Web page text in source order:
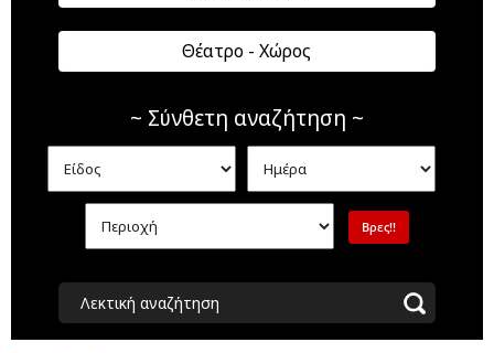
Θέατρο - Χώρος
~ Σύνθετη αναζήτηση ~
Λεκτική αναζήτηση